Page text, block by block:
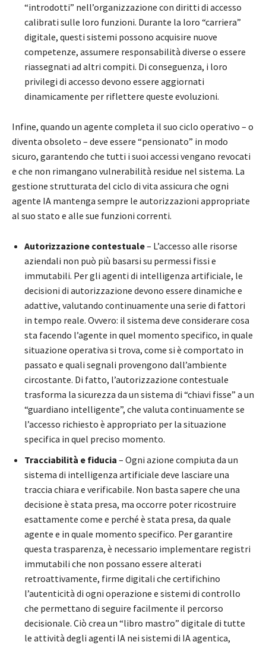
“introdotti” nell’organizzazione con diritti di accesso
calibrati sulle loro funzioni. Durante la loro “carriera”
digitale, questi sistemi possono acquisire nuove
competenze, assumere responsabilità diverse o essere
riassegnati ad altri compiti. Di conseguenza, i loro
privilegi di accesso devono essere aggiornati
dinamicamente per riflettere queste evoluzioni.
Infine, quando un agente completa il suo ciclo operativo – o
diventa obsoleto – deve essere “pensionato” in modo
sicuro, garantendo che tutti i suoi accessi vengano revocati
e che non rimangano vulnerabilità residue nel sistema. La
gestione strutturata del ciclo di vita assicura che ogni
agente IA mantenga sempre le autorizzazioni appropriate
al suo stato e alle sue funzioni correnti.
Autorizzazione contestuale– L’accesso alle risorse
aziendali non può più basarsi su permessi fissi e
immutabili. Per gli agenti di intelligenza artificiale, le
decisioni di autorizzazione devono essere dinamiche e
adattive, valutando continuamente una serie di fattori
in tempo reale. Ovvero: il sistema deve considerare cosa
sta facendo l’agente in quel momento specifico, in quale
situazione operativa si trova, come si è comportato in
passato e quali segnali provengono dall’ambiente
circostante. Di fatto, l’autorizzazione contestuale
trasforma la sicurezza da un sistema di “chiavi fisse” a un
“guardiano intelligente”, che valuta continuamente se
l’accesso richiesto è appropriato per la situazione
specifica in quel preciso momento.
Tracciabilità e fiducia – Ogni azione compiuta da un
sistema di intelligenza artificiale deve lasciare una
traccia chiara e verificabile. Non basta sapere che una
decisione è stata presa, ma occorre poter ricostruire
esattamente come e perché è stata presa, da quale
agente e in quale momento specifico. Per garantire
questa trasparenza, è necessario implementare registri
immutabili che non possano essere alterati
retroattivamente, firme digitali che certifichino
l’autenticità di ogni operazione e sistemi di controllo
che permettano di seguire facilmente il percorso
decisionale. Ciò crea un “libro mastro” digitale di tutte
le attività degli agenti IA nei sistemi di IA agentica,